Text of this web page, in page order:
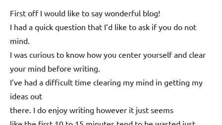
First off I would like to say wonderful blog!
I had a quick question that I’d like to ask if you do not
mind.
I was curious to know how you center yourself and clear
your mind before writing.
I’ve had a difficult time clearing my mind in getting my
ideas out
there. I do enjoy writing however it just seems